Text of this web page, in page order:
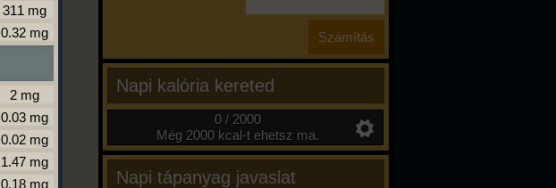
Napi kalória kereted
0 / 2000
Még 2000 kcal-t ehetsz ma.
Napi tápanyag javaslat